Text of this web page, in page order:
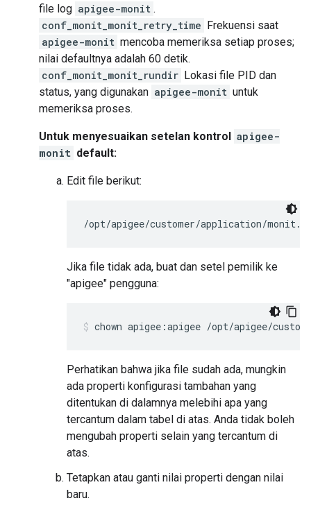
file log apigee-monit .
conf_monit_monit_retry_time Frekuensi saat
apigee-monit mencoba memeriksa setiap proses;
nilai defaultnya adalah 60 detik.
conf_monit_monit_rundir Lokasi file PID dan
status, yang digunakan apigee-monit untuk
memeriksa proses.
Untuk menyesuaikan setelan kontrol apigee-
monit default:
Edit file berikut:
/opt/apigee/customer/application/
Jika file tidak ada, buat dan setel pemilik ke
"apigee" pengguna:
chown apigee:apigee /opt/apigee/
Perhatikan bahwa jika file sudah ada, mungkin
ada properti konfigurasi tambahan yang
ditentukan di dalamnya melebihi apa yang
tercantum dalam tabel di atas. Anda tidak boleh
mengubah properti selain yang tercantum di
atas.
Tetapkan atau ganti nilai properti dengan nilai
baru.